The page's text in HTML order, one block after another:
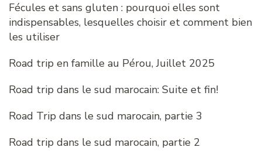
Fécules et sans gluten : pourquoi elles sont
indispensables, lesquelles choisir et comment bien
les utiliser
Road trip en famille au Pérou, Juillet 2025
Road trip dans le sud marocain: Suite et fin!
Road Trip dans le sud marocain, partie 3
Road trip dans le sud marocain, partie 2